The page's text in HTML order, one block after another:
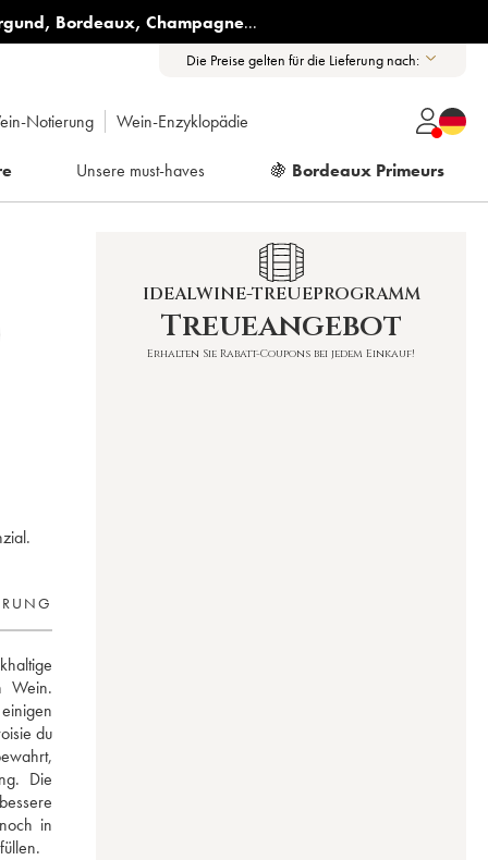
, Bordeaux, Champagne...
Die Preise gelten für die Lieferung nach:
Notierung Wein-Enzyklopädie
Unsere must-haves 🍇 Bordeaux Primeurs
Wein.
du
Die
in
IDEALWINE-TREUEPROGRAMM
Treueangebot
Erhalten Sie Rabatt-Coupons bei jedem Einkauf!